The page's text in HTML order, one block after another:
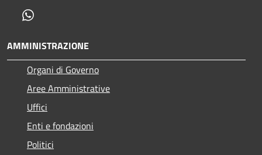
AMMINISTRAZIONE
Organi di Governo
Aree Amministrative
Uffici
Enti e fondazioni
Politici